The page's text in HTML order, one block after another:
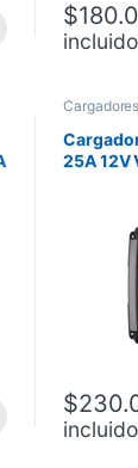
$
incluido
25A 12V
$
incluido